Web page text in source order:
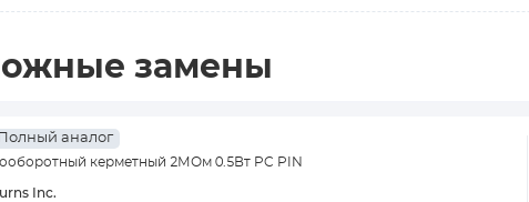
замены
Полный аналог
керметный 2МОм 0.5Вт PC PIN
Inc.